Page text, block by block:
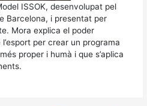
ISSOK, desenvolupat pel
Barcelona, i presentat per
Mora explica el poder
per crear un programa
proper i humà i que s’aplica